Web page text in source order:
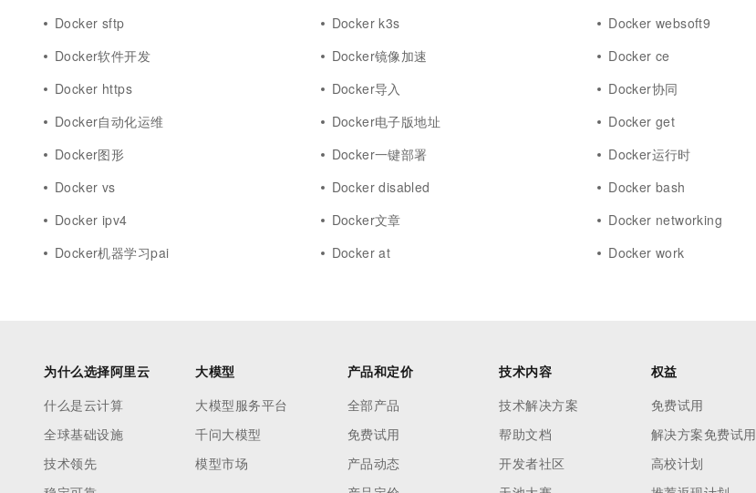
Docker sftp
Docker k3s
Docker websoft9
Docker软件开发
Docker镜像加速
Docker ce
Docker https
Docker导入
Docker协同
Docker自动化运维
Docker电子版地址
Docker get
Docker图形
Docker一键部署
Docker运行时
Docker vs
Docker disabled
Docker bash
Docker ipv4
Docker文章
Docker networking
Docker机器学习pai
Docker at Docker work
为什么选择阿里云
什么是云计算
全球基础设施
技术领先
大模型
大模型服务平台
千问大模型
模型市场
产品和定价
全部产品
免费试用
产品动态
技术内容
技术解决方案
帮助文档
开发者社区
权益
免费试用
解决方案免费试用
高校计划